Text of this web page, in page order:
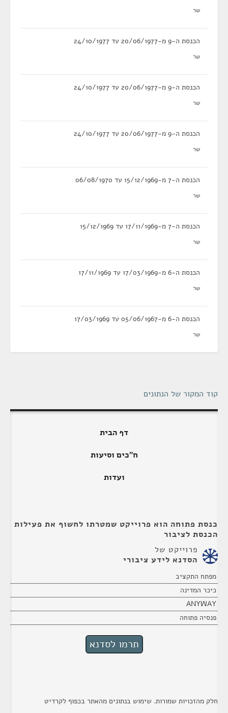
שר
הכנסת ה-9 מ-20/06/1977 עד 24/10/1977
שר
הכנסת ה-9 מ-20/06/1977 עד 24/10/1977
שר
הכנסת ה-9 מ-20/06/1977 עד 24/10/1977
שר
הכנסת ה-7 מ-15/12/1969 עד 06/08/1970
שר
הכנסת ה-7 מ-17/11/1969 עד 15/12/1969
שר
הכנסת ה-6 מ-17/03/1969 עד 17/11/1969
שר
הכנסת ה-6 מ-05/06/1967 עד 17/03/1969
שר
קוד המקור של הנתונים
דף הבית
ח"כים וסיעות
ועדות
כנסת פתוחה הוא פרוייקט שמטרתו לחשוף את פעילות
הכנסת לציבור
פרוייקט של
הסדנא לידע ציבורי
מפתח התקציב
כיכר המדינה
ANYWAY
פנסיה פתוחה
חלק מהזכויות שמורות. שימוש בנתונים מהאתר בכפוף לקרדיט